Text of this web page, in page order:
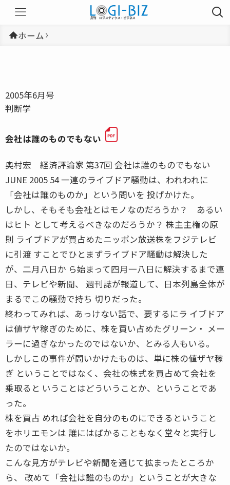
ホーム
2005年6月号
判断学
会社は誰のものでもない
奥村宏 経済評論家 第37回 会社は誰のものでもない
JUNE 2005 54 一連のライブドア騒動は、われわれに
「会社は誰のものか」という問いを 投げかけた。
しかし、そもそも会社とはモノなのだろうか？ あるい
はヒト として考えるべきなのだろうか？ 株主主権の原
則 ライブドアが買占めたニッポン放送株をフジテレビ
に引渡 すことでひとまずライブドア騒動は解決した
が、二月八日か ら始まって四月一八日に解決するまで連
日、テレビや新聞、 週刊誌が報道して、日本列島全体が
まるでこの騒動で持ち 切りだった。
終わってみれば、あっけない話で、要するにラ イブドア
は値ザヤ稼ぎのために、株を買い占めたグリーン・ メー
ラーに過ぎなかったのではないか、とみる人もいる。
しかしこの事件が問いかけたものは、単に株の値ザヤ稼
ぎ ということではなく、会社の株式を買占めて会社を
乗取ると いうことはどういうことか、ということであ
った。
株を買占 めれば会社を自分のものにできるということ
をホリエモンは 誰にはばかることもなく堂々と実行し
たのではないか。
こんな見方がテレビや新聞を通じて拡まったところか
ら、 改めて「会社は誰のものか」ということが大きな